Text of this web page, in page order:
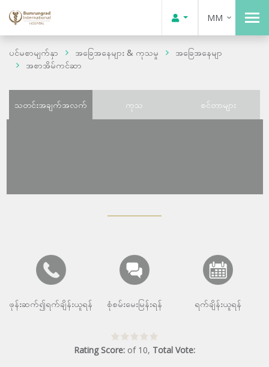
MM
ပင်မစာမျက်နှာ အခြေအနေများ & ကုသမှု
အခြေအနေမျာ
အစာအိမ်ကင်ဆာ
သတင်းအချက်အလက် ကုသ စင်တာများ
ဖုန်းဆက်၍ရက်ချိန်းယူရန် စုံစမ်းမေးမြန်းရန် ရက်ချိန်းယူရန်
Rating Score: of 10, Total Vote: